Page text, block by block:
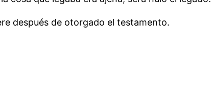
después de otorgado el testamento.